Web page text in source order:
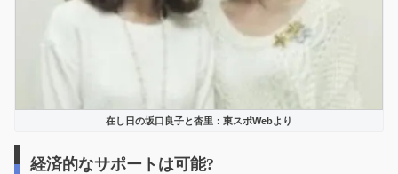
在し日の坂口良子と杏里：東スポWebより
経済的なサポートは可能?